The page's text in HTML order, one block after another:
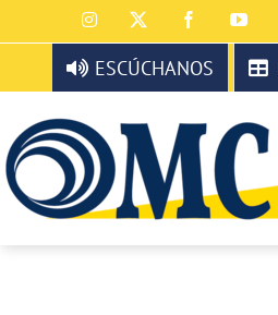
al
contenido
Instagram Facebook
ESCÚCHANOS